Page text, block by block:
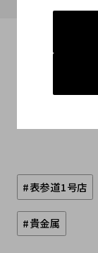
#表参道1号店
#貴金属